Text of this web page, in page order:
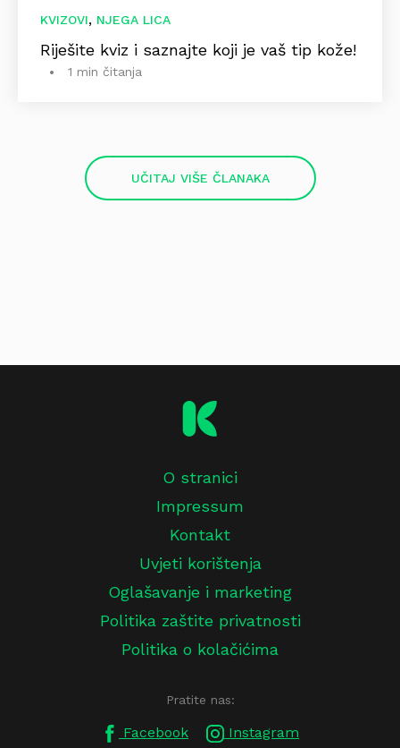
KVIZOVI, NJEGA LICA
Riješite kviz i saznajte koji je vaš tip kože!
1 min čitanja
UČITAJ VIŠE ČLANAKA
O stranici
Impressum
Kontakt
Uvjeti korištenja
Oglašavanje i marketing
Politika zaštite privatnosti
Politika o kolačićima
Pratite nas:
Facebook Instagram